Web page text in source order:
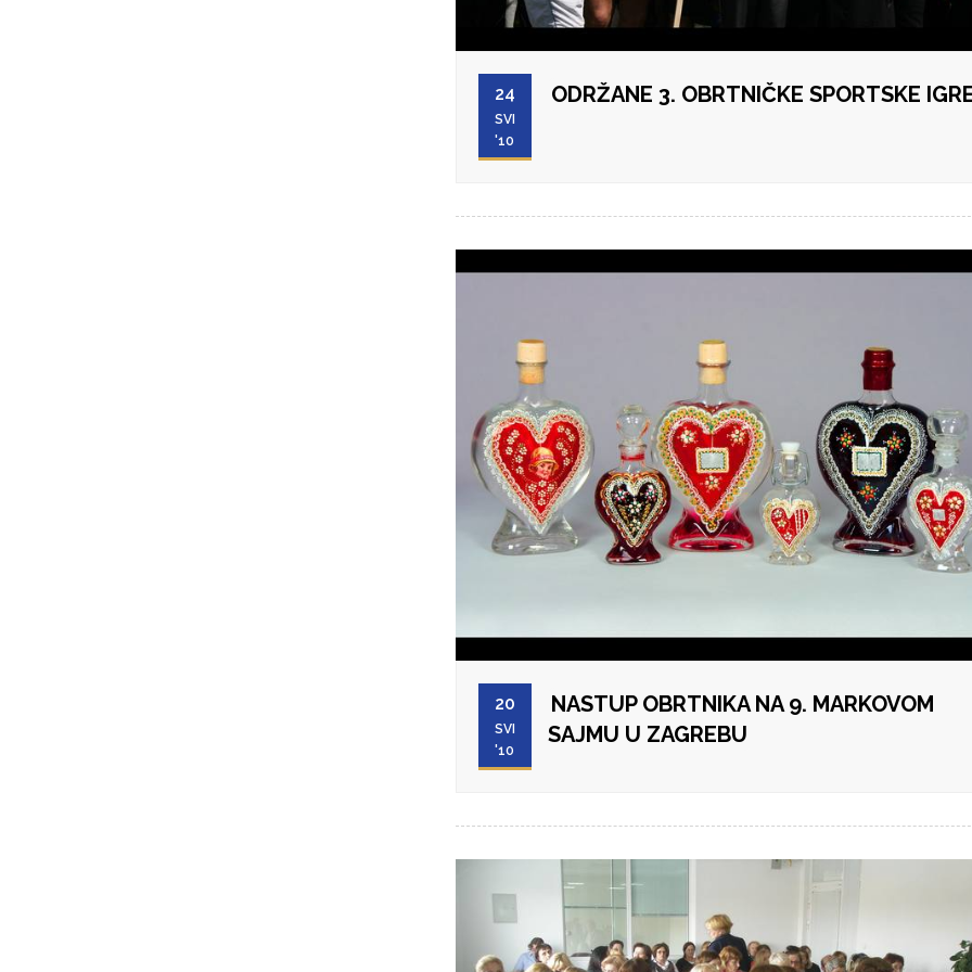
24
SVI
'10
ODRŽANE 3. OBRTNIČKE SPORTSKE
20
SVI
'10
NASTUP OBRTNIKA NA 9. MARKOVOM
SAJMU U ZAGREBU